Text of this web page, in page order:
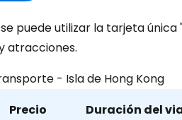
puede utilizar la tarjeta
atracciones.
- Isla de Hong Kong
Precio
Duración del